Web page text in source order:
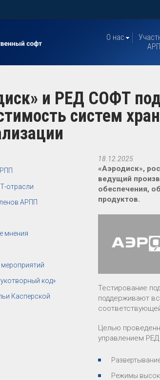
О нас
и РЕД СОФТ
систем
отрасли
АРПП
мнения
код»
Касперской
18.12.2025
«Аэродиск»,
ведущий
обеспечения,
продуктов.
Тестирование
поддерживают
Целью
управлением РЕД
Режимы